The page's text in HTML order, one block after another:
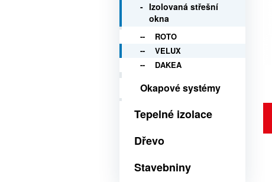
Izolovaná střešní
okna
ROTO
VELUX
DAKEA
Okapové systémy
Tepelné izolace
Dřevo
Stavebniny